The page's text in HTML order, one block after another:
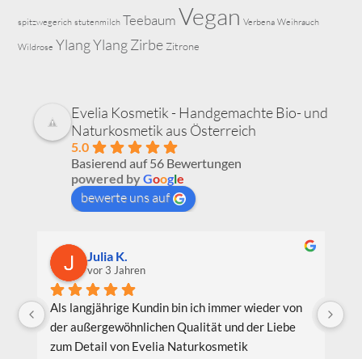
spitzwegerich stutenmilch TeebaumVegan Verbena Weihrauch
Wildrose Ylang YlangZirbe Zitrone
Evelia Kosmetik - Handgemachte Bio- und
Naturkosmetik aus Österreich
5.0
Basierend auf 56 Bewertungen
powered byGoogle
bewerte uns auf
Julia K.
vor 3 Jahren
Als langjährige Kundin bin ich immer wieder von
der außergewöhnlichen Qualität und der Liebe
zum Detail von Evelia Naturkosmetik